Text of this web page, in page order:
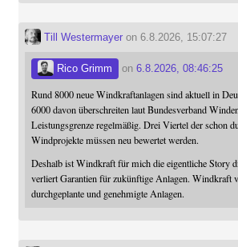
Till Westermayeron 6.8.2026, 15:07:27
Rico Grimm on 6.8.2026, 08:46:25
Rund 8000 neue Windkraftanlagen sind aktuell in
6000 davon überschreiten laut Bundesverband
Leistungsgrenze regelmäßig. Drei Viertel der schon
Windprojekte müssen neu bewertet werden.
Deshalb ist Windkraft für mich die eigentliche Story
verliert Garantien für zukünftige Anlagen. Windkraft
durchgeplante und genehmigte Anlagen.